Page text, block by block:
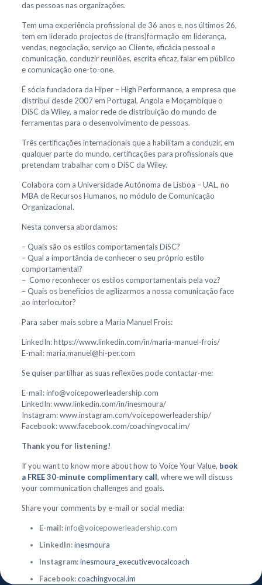
das pessoas nas organizações.
Tem uma experiência profissional de 36 anos e, nos últimos 26,
tem em liderado projectos de (trans)formação em liderança,
vendas, negociação, serviço ao Cliente, eficácia pessoal e
comunicação, conduzir reuniões, escrita eficaz, falar em público
e comunicação one-to-one.
É sócia fundadora da Hiper – High Performance, a empresa que
distribui desde 2007 em Portugal, Angola e Moçambique o
DiSC da Wiley, a maior rede de distribuição do mundo de
ferramentas para o desenvolvimento de pessoas.
Três certificações internacionais que a habilitam a conduzir, em
qualquer parte do mundo, certificações para profissionais que
pretendam trabalhar com o DiSC da Wiley.
Colabora com a Universidade Autónoma de Lisboa – UAL, no
MBA de Recursos Humanos, no módulo de Comunicação
Organizacional.
Nesta conversa abordamos:
– Quais são os estilos comportamentais DiSC?
– Qual a importância de conhecer o seu próprio estilo
comportamental?
– Como reconhecer os estilos comportamentais pela voz?
– Quais os benefícios de agilizarmos a nossa comunicação face
ao interlocutor?
Para saber mais sobre a Maria Manuel Frois:
LinkedIn: https://www.linkedin.com/in/maria-manuel-frois/
E-mail: maria.manuel@hi-per.com
Se quiser partilhar as suas reflexões pode contactar-me:
E-mail: info@voicepowerleadership.com
LinkedIn: www.linkedin.com/in/inesmoura/
Instagram: www.instagram.com/voicepowerleadership/
Facebook: www.facebook.com/coachingvocal.im/
Thank you for listening!
If you want to know more about how to Voice Your Value, book
a FREE 30-minute complimentary call, where we will discuss
your communication challenges and goals.
Share your comments by e-mail or social media:
E-mail:info@voicepowerleadership.com
LinkedIn:inesmoura
Instagram:inesmoura_executivevocalcoach
Facebook:coachingvocal.im